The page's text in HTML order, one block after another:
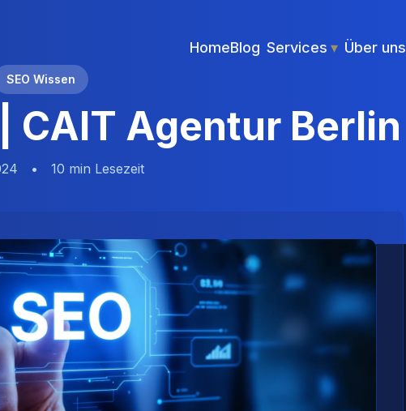
HomeBlog Services ▾ Über uns
SEO Wissen
CAIT Agentur Berlin
• 10 min Lesezeit